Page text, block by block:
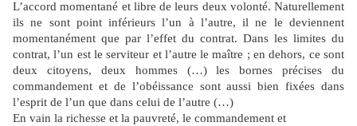
L’accord momentané et libre de leurs deux volonté. Naturellement
ils ne sont point inférieurs l’un à l’autre, il ne le deviennent
momentanément que par l’effet du contrat. Dans les limites du
contrat, l’un est le serviteur et l’autre le maître ; en dehors, ce sont
deux citoyens, deux hommes (…) les bornes précises du
commandement et de l’obéissance sont aussi bien fixées dans
l’esprit de l’un que dans celui de l’autre (…)
En vain la richesse et la pauvreté, le commandement et